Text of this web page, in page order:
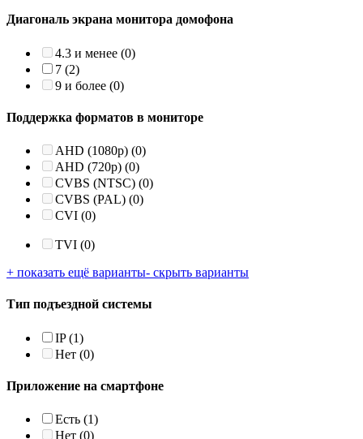
Диагональ экрана монитора домофона
4.3 и менее (0)
7 (2)
9 и более (0)
Поддержка форматов в мониторе
AHD (1080p) (0)
AHD (720p) (0)
CVBS (NTSC) (0)
CVBS (PAL) (0)
CVI (0)
TVI (0)
+ показать ещё варианты- скрыть варианты
Тип подъездной системы
IP(1)
Нет (0)
Приложение на смартфоне
Есть (1)
Нет (0)